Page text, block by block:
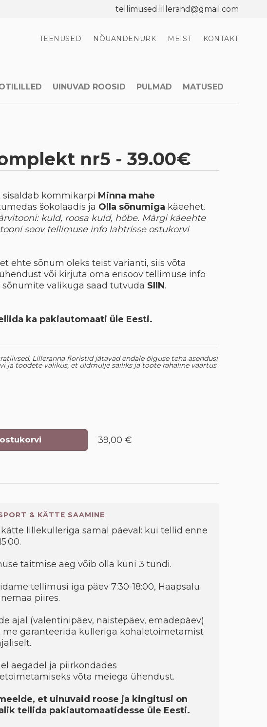
tellimused.lillerand@gmail.com
TEENUSED NÕUANDENURK MEIST KONTAKT
UINUVAD ROOSID PULMAD MATUSED
nr5 - 39.00€
kommikarpi Minna mahe
šokolaadis ja Olla sõnumiga käeehet.
kuld, roosa kuld, hõbe. Märgi käeehte
soov tellimuse info lahtrisse ostukorvi
ehte sõnum oleks teist varianti, siis võta
või kirjuta oma erisoov tellimuse info
sõnumite valikuga saad tutvuda SIIN.
ka pakiautomaati üle Eesti.
Lilleranna floristid jätavad endale õiguse teha asendusi
ja toodete valikus, et üldmulje säiliks ja toote rahaline väärtus
39,00 €
& KÄTTE SAAMINE
lillekulleriga samal päeval: kui tellid enne
täitmise aeg võib olla kuni 3 tundi.
tellimusi iga päev 7:30-18:00, Haapsalu
piires.
ajal (valentinipäev, naistepäev, emadepäev)
me garanteerida kulleriga kohaletoimetamist
aegadel ja piirkondades
võta meiega ühendust.
et uinuvaid roose ja kingitusi on
tellida pakiautomaatidesse üle Eesti.